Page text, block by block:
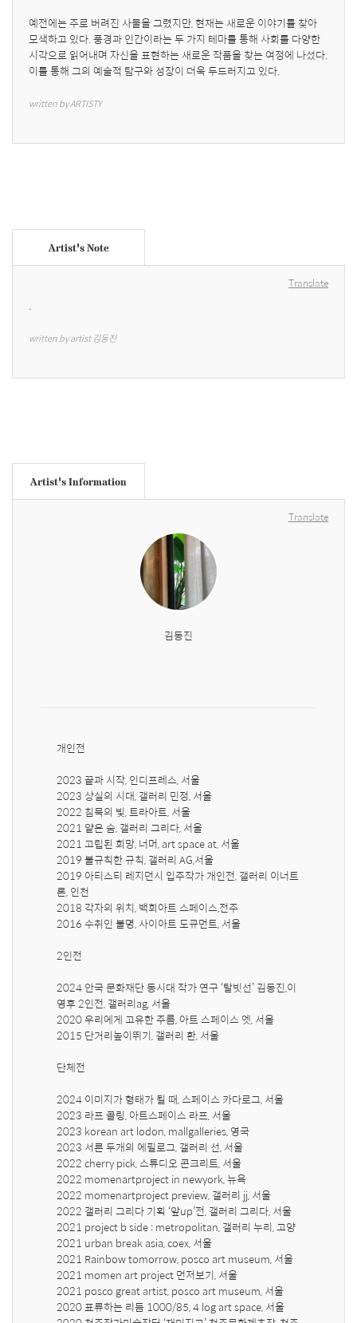
예전에는 주로 버려진 사물을 그렸지만, 현재는 새로운 이야기를 찾아
모색하고 있다. 풍경과 인간이라는 두 가지 테마를 통해 사회를 다양한
시각으로 읽어내며 자신을 표현하는 새로운 작품을 찾는 여정에 나섰다.
이를 통해 그의 예술적 탐구와 성장이 더욱 두드러지고 있다.
written by ARTISTY
Artist's Note
Translate
.
written by artist 김동진
Artist's Information
Translate
김동진
개인전
2023 끝과 시작, 인디프레스, 서울
2023 상실의 시대, 갤러리 민정, 서울
2022 침묵의 빛, 트라아트, 서울
2021 얕은 숨, 갤러리 그리다, 서울
2021 고립된 희망, 너머, art space at, 서울
2019 불규칙한 규칙, 갤러리 AG,서울
2019 아티스티 레지던시 입주작가 개인전, 갤러리 이너트
론, 인천
2018 각자의 위치, 백희아트 스페이스,전주
2016 수취인 불명, 사이아트 도큐먼트, 서울
2인전
2024 안국 문화재단 동시대 작가 연구 ‘탈빗선’ 김동진,이
영후 2인전, 갤러리ag, 서울
2020 우리에게 고유한 주름, 아트 스페이스 엣, 서울
2015 단거리높이뛰기, 갤러리 환, 서울
단체전
2024 이미지가 형태가 될 때, 스페이스 카다로그, 서울
2023 라프 콜링, 아트스페이스 라프, 서울
2023 korean art lodon, mallgalleries, 영국
2023 서른 두개의 에필로그, 갤러리 선, 서울
2022 cherry pick, 스튜디오 콘크리트, 서울
2022 momenartproject in newyork, 뉴욕
2022 momenartproject preview, 갤러리 jj, 서울
2022 갤러리 그리다 기획 ‘앞up’전, 갤러리 그리다, 서울
2021 project b side : metropolitan, 갤러리 누리, 고양
2021 urban break asia, coex, 서울
2021 Rainbow tomorrow, posco art museum, 서울
2021 momen art project 먼저보기, 서울
2021 posco great artist, posco art museum, 서울
2020 표류하는 리듬 1000/85, 4 log art space, 서울